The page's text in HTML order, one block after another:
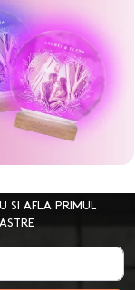
SI AFLA PRIMUL